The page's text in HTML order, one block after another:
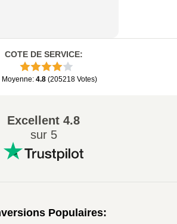
COTE DE SERVICE:
Moyenne: 4.8 (205218 Votes)
Excellent 4.8
sur 5
Populaires: